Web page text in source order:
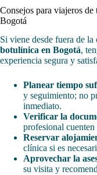
Consejos para viajeros
Bogotá
Si viene desde fuera de
botulínica en Bogotá,
experiencia segura y
Planear tiempo
y seguimiento; no
inmediato.
Verificar la
profesional
Reservar
clínica si es
Aprovechar la
su visita y